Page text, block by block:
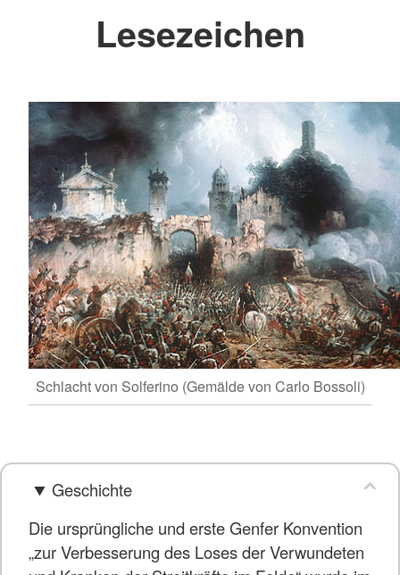
Lesezeichen
Schlacht von Solferino (Gemälde von Carlo Bossoli)
Geschichte
Die ursprüngliche und erste Genfer Konvention
„zur Verbesserung des Loses der Verwundeten